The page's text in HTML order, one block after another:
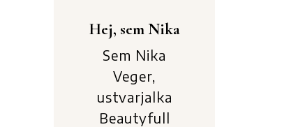
Hej, sem Nika
Sem Nika
Veger,
ustvarjalka
Beautyfull